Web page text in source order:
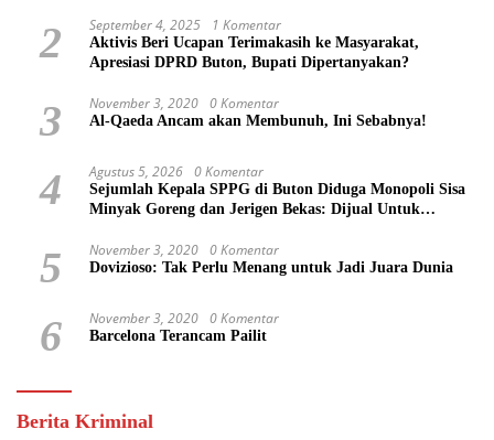
2 September 4, 2025 1 Komentar
Aktivis Beri Ucapan Terimakasih ke Masyarakat,
Apresiasi DPRD Buton, Bupati Dipertanyakan?
3 November 3, 2020 0 Komentar
Al-Qaeda Ancam akan Membunuh, Ini Sebabnya!
4 Agustus 5, 2026 0 Komentar
Sejumlah Kepala SPPG di Buton Diduga Monopoli Sisa
Minyak Goreng dan Jerigen Bekas: Dijual Untuk
5 November 3, 2020 0 Komentar
Dovizioso: Tak Perlu Menang untuk Jadi Juara Dunia
6 November 3, 2020 0 Komentar
Barcelona Terancam Pailit
Berita Kriminal